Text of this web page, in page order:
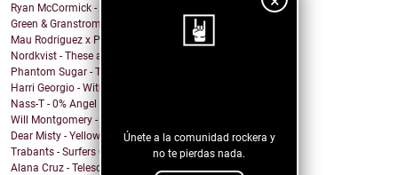
Únete a la comunidad rockera y
no te pierdas nada.
Ryan McCormick - Sonic Boom
Green & Granstrom - Only Summer
Mau Rodriguez x Perfecto Mando x Grupo la Union - ...
Nordkvist - These are the days
Phantom Sugar - Too Psycho
Harri Georgio - With the Lights On
Nass-T - 0% Angel
Will Montgomery - Last Man Standing
Dear Misty - Yellow Cadillac
Trabants - Surfers On Acid
Alana Cruz - Telescope